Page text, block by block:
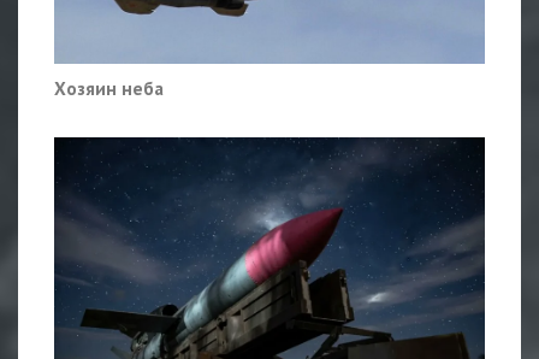
Хозяин неба